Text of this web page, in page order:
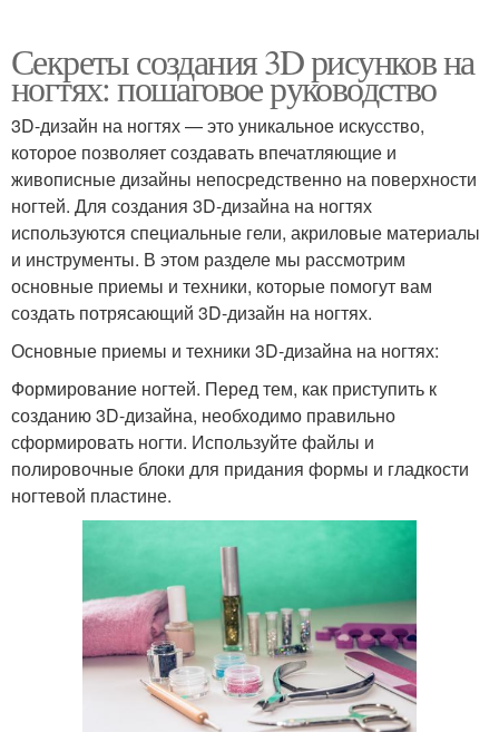
Секреты создания 3D рисунков на
ногтях: пошаговое руководство
3D-дизайн на ногтях — это уникальное искусство,
которое позволяет создавать впечатляющие и
живописные дизайны непосредственно на поверхности
ногтей. Для создания 3D-дизайна на ногтях
используются специальные гели, акриловые материалы
и инструменты. В этом разделе мы рассмотрим
основные приемы и техники, которые помогут вам
создать потрясающий 3D-дизайн на ногтях.
Основные приемы и техники 3D-дизайна на ногтях:
Формирование ногтей. Перед тем, как приступить к
созданию 3D-дизайна, необходимо правильно
сформировать ногти. Используйте файлы и
полировочные блоки для придания формы и гладкости
ногтевой пластине.